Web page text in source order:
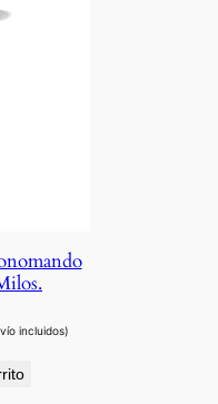
incluidos)